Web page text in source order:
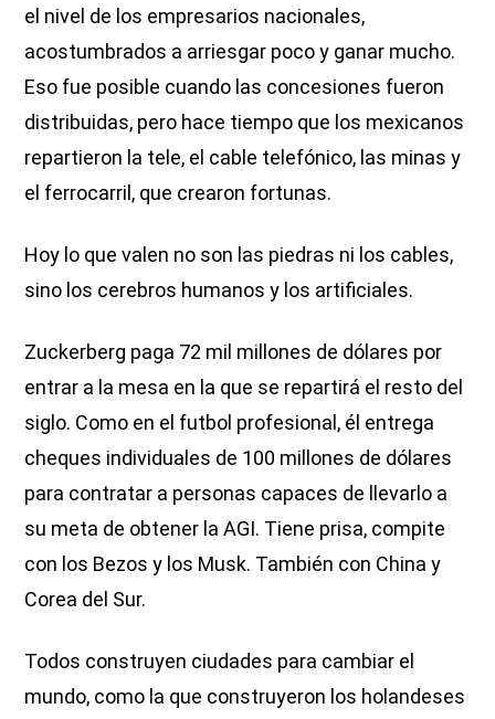
el nivel de los empresarios nacionales,
acostumbrados a arriesgar poco y ganar mucho.
Eso fue posible cuando las concesiones fueron
distribuidas, pero hace tiempo que los mexicanos
repartieron la tele, el cable telefónico, las minas y
el ferrocarril, que crearon fortunas.
Hoy lo que valen no son las piedras ni los cables,
sino los cerebros humanos y los artificiales.
Zuckerberg paga 72 mil millones de dólares por
entrar a la mesa en la que se repartirá el resto del
siglo. Como en el futbol profesional, él entrega
cheques individuales de 100 millones de dólares
para contratar a personas capaces de llevarlo a
su meta de obtener la AGI. Tiene prisa, compite
con los Bezos y los Musk. También con China y
Corea del Sur.
Todos construyen ciudades para cambiar el
mundo, como la que construyeron los holandeses